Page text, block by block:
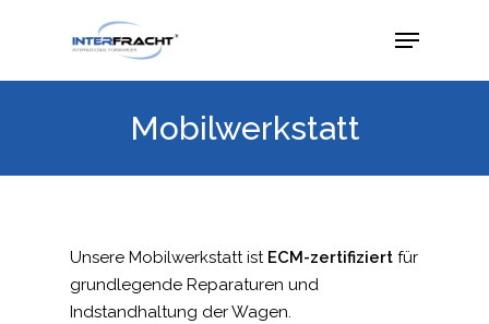
Mobilwerkstatt
Unsere Mobilwerkstatt ist ECM-zertifiziert für
grundlegende Reparaturen und
Indstandhaltung der Wagen.